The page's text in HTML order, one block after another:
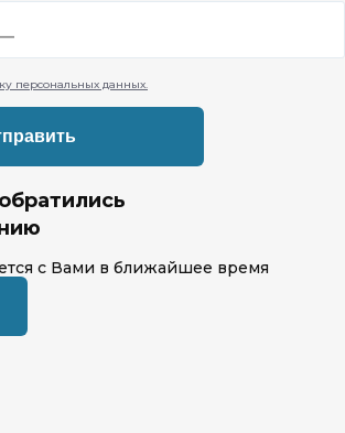
персональных данных.
с Вами в ближайшее время